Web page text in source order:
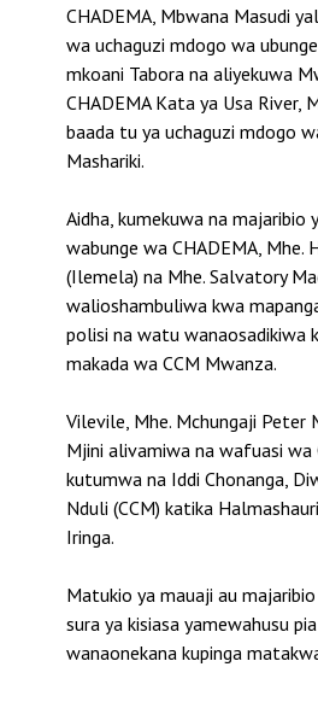
CHADEMA, Mbwana Masudi
wa uchaguzi mdogo wa
mkoani Tabora na aliyekuwa
CHADEMA Kata ya Usa River,
baada tu ya uchaguzi mdogo
Mashariki.
Aidha, kumekuwa na majaribio
wabunge wa CHADEMA, Mhe.
(Ilemela) na Mhe. Salvatory
walioshambuliwa kwa
polisi na watu wanaosadikiwa
makada wa CCM Mwanza.
Vilevile, Mhe. Mchungaji Peter
Mjini alivamiwa na wafuasi wa
kutumwa na Iddi Chonanga,
Nduli (CCM) katika
Iringa.
Matukio ya mauaji au
sura ya kisiasa yamewahusu
wanaonekana kupinga